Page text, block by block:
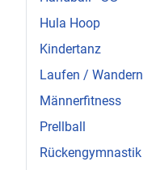
Hula Hoop
Kindertanz
Laufen / Wandern
Männerfitness
Prellball
Rückengymnastik